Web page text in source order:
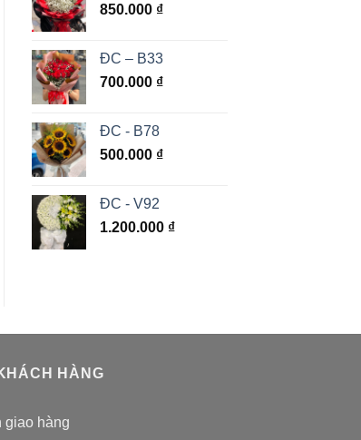
850.000 ₫
ĐC – B33
700.000 ₫
ĐC - B78
500.000 ₫
ĐC - V92
1.200.000 ₫
HÀNG
giao hàng